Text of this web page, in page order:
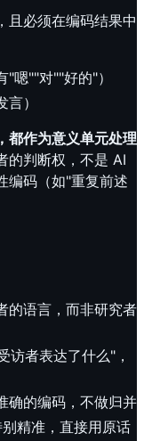
且必须在编码结果中
嗯""对""好的"）
）
都作为意义单元处理
的判断权，不是 AI
编码（如"重复前述
的语言，而非研究者
访者表达了什么"，
确的编码，不做归并
精准，直接用原话